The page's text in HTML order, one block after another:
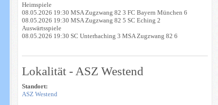
Heimspiele
08.05.2026 19:30 MSA Zugzwang 82 3 FC Bayern München 6
08.05.2026 19:30 MSA Zugzwang 82 5 SC Eching 2
Auswärtsspiele
08.05.2026 19:30 SC Unterhaching 3 MSA Zugzwang 82 6
Lokalität - ASZ Westend
Standort:
ASZ Westend